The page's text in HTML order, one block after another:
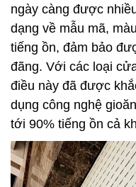
ngày càng được
dạng về mẫu mã,
tiếng ồn, đảm bảo
đãng. Với các loại
điều này đã được
dụng công nghệ
tới 90% tiếng ồn cả